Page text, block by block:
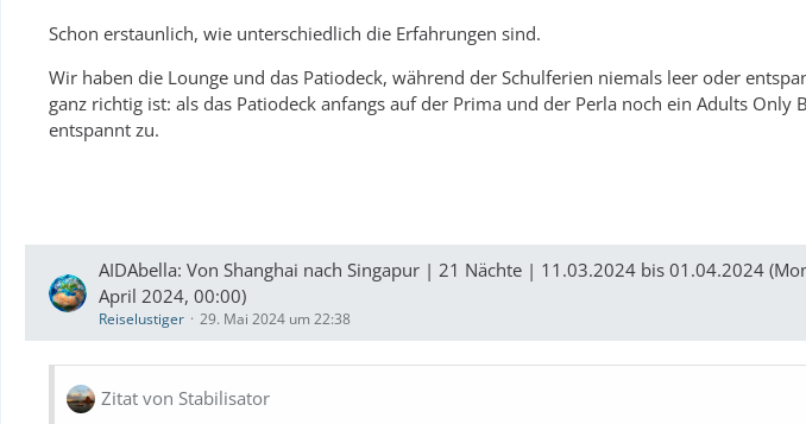
Schon erstaunlich, wie unterschiedlich die Erfahrungen sind.
Wir haben die Lounge und das Patiodeck, während der Schulferien niemals leer oder
ganz richtig ist: als das Patiodeck anfangs auf der Prima und der Perla noch ein Adults Only
entspannt zu.
AIDAbella: Von Shanghai nach Singapur | 21 Nächte | 11.03.2024 bis 01.04.2024
April 2024, 00:00)
Reiselustiger 29. Mai 2024 um 22:38
Zitat von Stabilisator